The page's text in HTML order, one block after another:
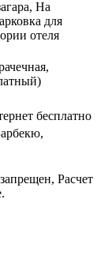
На
для
отеля
бесплатно
Расчет